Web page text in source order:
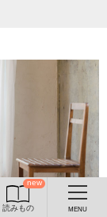
読みもの MENU